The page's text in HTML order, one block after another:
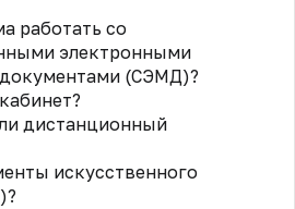
работать со
электронными
(СЭМД)?
дистанционный
искусственного